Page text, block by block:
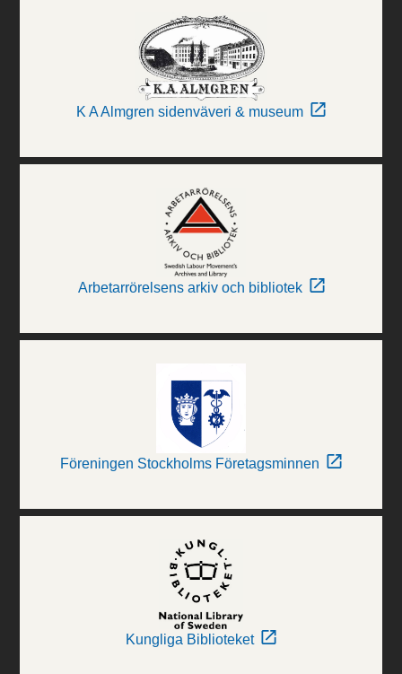
K A Almgren sidenväveri & museum
Arbetarrörelsens arkiv och bibliotek
Föreningen Stockholms Företagsminnen
Kungliga Biblioteket